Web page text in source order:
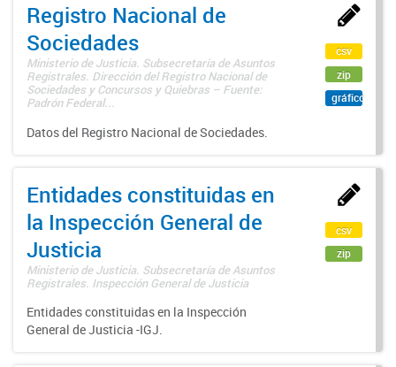
Registro Nacional de
Sociedades
Ministerio de Justicia. Subsecretaría de Asuntos
Registrales. Dirección del Registro Nacional de
Sociedades y Concursos y Quiebras – Fuente:
Padrón Federal...
Datos del Registro Nacional de Sociedades.
csv
zip
gráfico
Entidades constituidas en
la Inspección General de
Justicia
Ministerio de Justicia. Subsecretaría de Asuntos
Registrales. Inspección General de Justicia
Entidades constituidas en la Inspección
General de Justicia -IGJ.
csv
zip